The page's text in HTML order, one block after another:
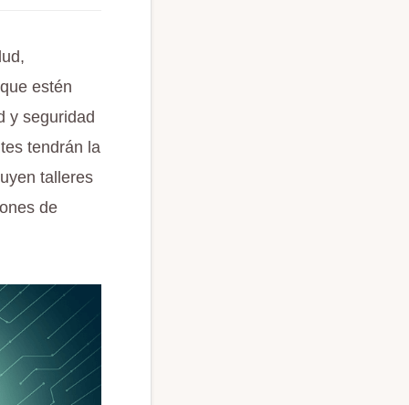
estén
y seguridad
tendrán la
talleres
de